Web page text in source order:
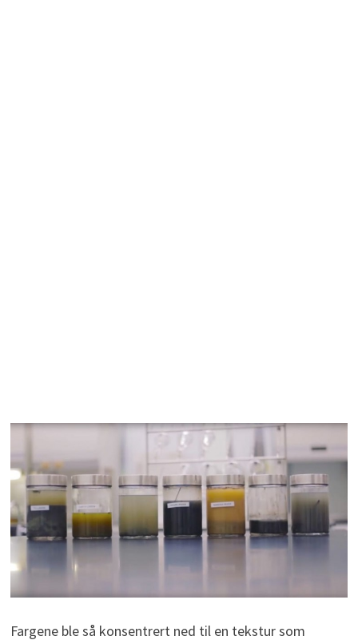
Fargene ble så konsentrert ned til en tekstur som